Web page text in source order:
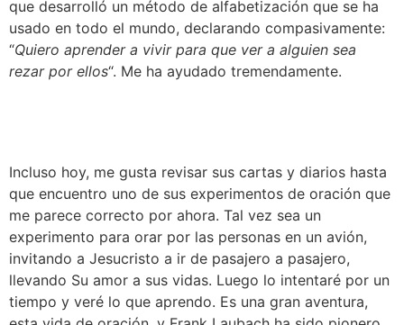
que desarrolló un método de alfabetización que se ha
usado en todo el mundo, declarando compasivamente:
“Quiero aprender a vivir para que ver a alguien sea
rezar por ellos“. Me ha ayudado tremendamente.
Incluso hoy, me gusta revisar sus cartas y diarios hasta
que encuentro uno de sus experimentos de oración que
me parece correcto por ahora. Tal vez sea un
experimento para orar por las personas en un avión,
invitando a Jesucristo a ir de pasajero a pasajero,
llevando Su amor a sus vidas. Luego lo intentaré por un
tiempo y veré lo que aprendo. Es una gran aventura,